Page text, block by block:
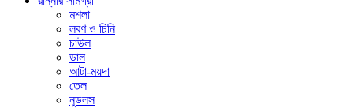
মশলা
লবণ ও চিনি
চাউল
ডাল
আটা-ময়দা
তেল
নুডলস